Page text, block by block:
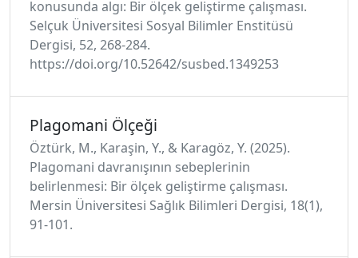
konusunda algı: Bir ölçek geliştirme çalışması.
Selçuk Üniversitesi Sosyal Bilimler Enstitüsü
Dergisi, 52, 268-284.
https://doi.org/10.52642/susbed.1349253
Plagomani Ölçeği
Öztürk, M., Karaşin, Y., & Karagöz, Y. (2025).
Plagomani davranışının sebeplerinin
belirlenmesi: Bir ölçek geliştirme çalışması.
Mersin Üniversitesi Sağlık Bilimleri Dergisi, 18(1),
91-101.